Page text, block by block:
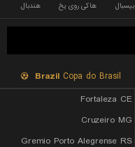
بیسبال هاکی روی یخ هندبال
Brazil Copa do Brasil
Fortaleza CE
Cruzeiro MG
Gremio Porto Alegrense RS